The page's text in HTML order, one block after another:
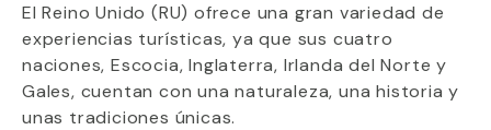
El Reino Unido (RU) ofrece una gran variedad de
experiencias turísticas, ya que sus cuatro
naciones, Escocia, Inglaterra, Irlanda del Norte y
Gales, cuentan con una naturaleza, una historia y
unas tradiciones únicas.